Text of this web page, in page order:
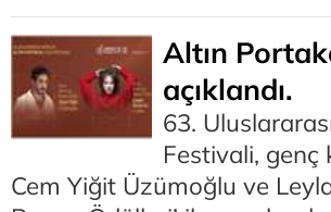
Altın
açıklandı.
63.
Festivali, genç
Cem Yiğit Üzümoğlu ve Leyla